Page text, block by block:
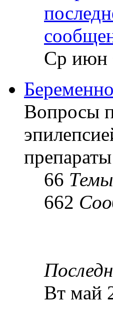
Ср июн
Вопросы
препараты
66 Темы
662
Вт май